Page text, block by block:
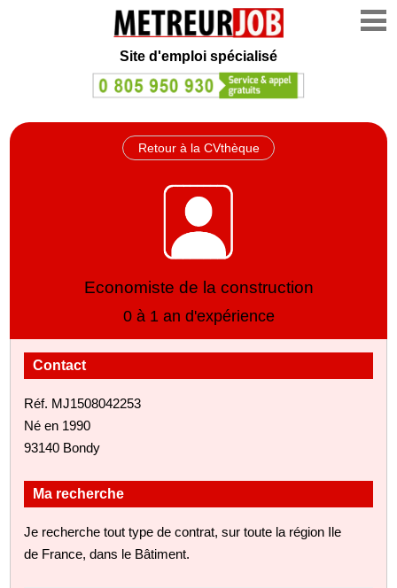
Site d'emploi spécialisé
Retour à la CVthèque
Economiste de la construction
0 à 1 an d'expérience
Contact
Réf. MJ1508042253
Né en 1990
93140 Bondy
Ma recherche
Je recherche tout type de contrat, sur toute la région Ile
de France, dans le Bâtiment.